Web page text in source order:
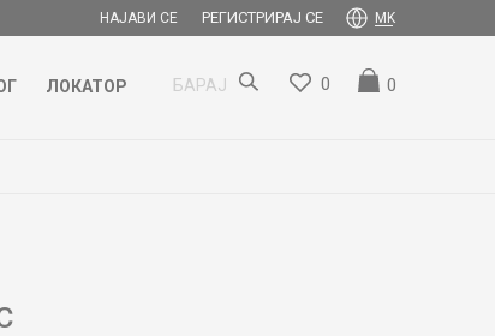
НАЈАВИ СЕ РЕГИСТРИРАЈ СЕ MK
ЛОКАТОР БАРАЈ 0
0